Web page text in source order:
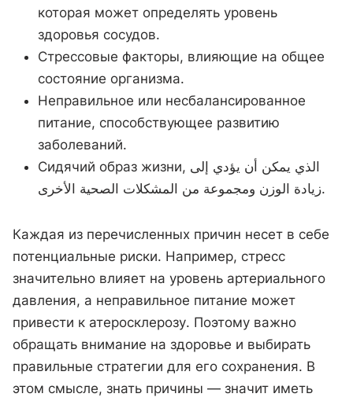
которая может определять уровень
здоровья сосудов.
Стрессовые факторы, влияющие на общее
состояние организма.
Неправильное или несбалансированное
питание, способствующее развитию
заболеваний.
Сидячий образ жизни, الذي يمكن أن يؤدي إلى
زيادة الوزن ومجموعة من المشكلات الصحية الأخرى.
Каждая из перечисленных причин несет в себе
потенциальные риски. Например, стресс
значительно влияет на уровень артериального
давления, а неправильное питание может
привести к атеросклерозу. Поэтому важно
обращать внимание на здоровье и выбирать
правильные стратегии для его сохранения. В
этом смысле, знать причины — значит иметь